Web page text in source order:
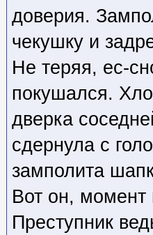
доверия.
чекушку и
Не теряя, ес-
покушался.
дверка
сдернула с
замполита
Вот он, момент
Преступник